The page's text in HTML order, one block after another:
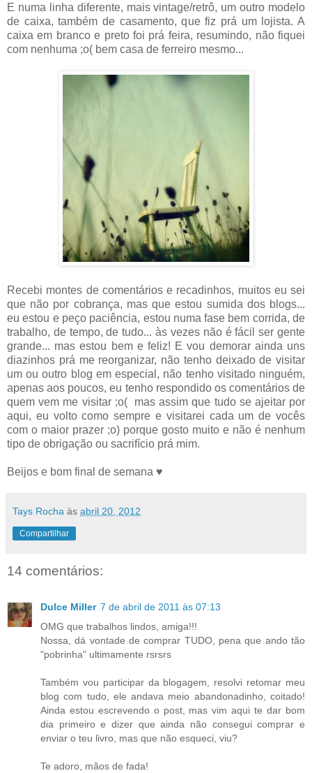
E numa linha diferente, mais vintage/retrô, um outro modelo
de caixa, também de casamento, que fiz prá um lojista. A
caixa em branco e preto foi prá feira, resumindo, não fiquei
com nenhuma ;o( bem casa de ferreiro mesmo...
Recebi montes de comentários e recadinhos, muitos eu sei
que não por cobrança, mas que estou sumida dos blogs...
eu estou e peço paciência, estou numa fase bem corrida, de
trabalho, de tempo, de tudo... às vezes não é fácil ser gente
grande... mas estou bem e feliz! E vou demorar ainda uns
diazinhos prá me reorganizar, não tenho deixado de visitar
um ou outro blog em especial, não tenho visitado ninguém,
apenas aos poucos, eu tenho respondido os comentários de
quem vem me visitar ;o( mas assim que tudo se ajeitar por
aqui, eu volto como sempre e visitarei cada um de vocês
com o maior prazer ;o) porque gosto muito e não é nenhum
tipo de obrigação ou sacrifício prá mim.
Beijos e bom final de semana ♥
Tays Rocha às abril 20, 2012
Compartilhar
14 comentários:
Dulce Miller 7 de abril de 2011 às 07:13
OMG que trabalhos lindos, amiga!!!
Nossa, dá vontade de comprar TUDO, pena que ando tão
"pobrinha" ultimamente rsrsrs
Também vou participar da blogagem, resolvi retomar meu
blog com tudo, ele andava meio abandonadinho, coitado!
Ainda estou escrevendo o post, mas vim aqui te dar bom
dia primeiro e dizer que ainda não consegui comprar e
enviar o teu livro, mas que não esqueci, viu?
Te adoro, mãos de fada!